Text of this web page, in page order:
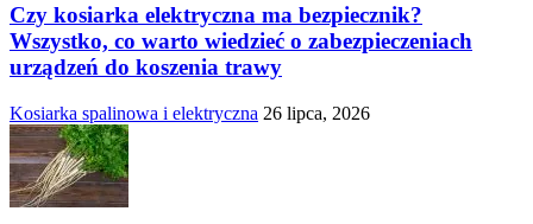
Czy kosiarka elektryczna ma bezpiecznik?
Wszystko, co warto wiedzieć o zabezpieczeniach
urządzeń do koszenia trawy
Kosiarka spalinowa i elektryczna 26 lipca, 2026